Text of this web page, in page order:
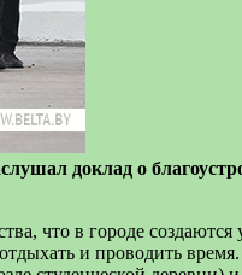
доклад о
что в городе
и проводить